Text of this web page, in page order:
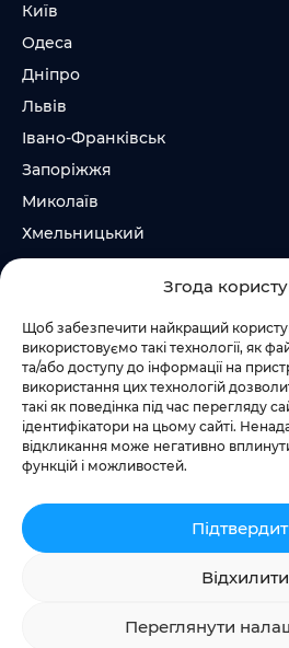
Згода
Щоб забезпечити найкращий
використовуємо такі технології, як
та/або доступу до інформації на
використання цих технологій
такі як поведінка під час перегляду
ідентифікатори на цьому сайті.
відкликання може негативно
функцій і можливостей.
Відхилити
Переглянути
Київ
Одеса
Дніпро
Львів
Івано-Франківськ
Запоріжжя
Миколаїв
Хмельницький
Суми
Слідкувати за нами
+38 073 185 81 11
+38 067 457 86 44
Додати квест
Privacy Policy Cookie Policy